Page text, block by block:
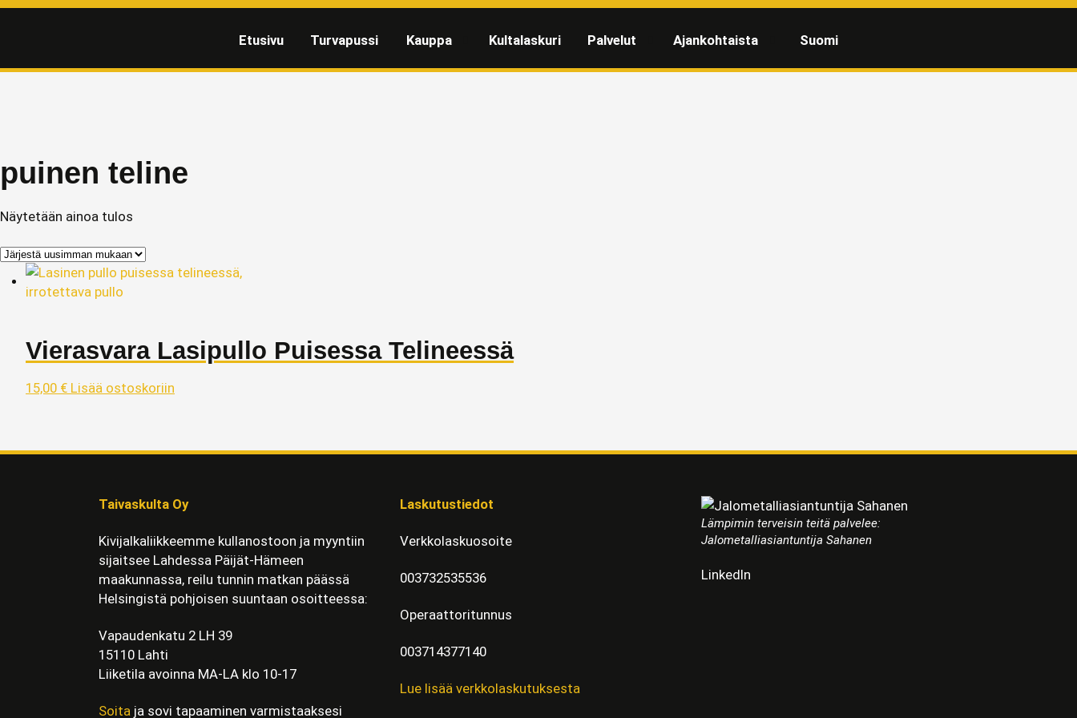
Etusivu Turvapussi Kauppa Kultalaskuri Palvelut Ajankohtaista Suomi
puinen teline
Näytetään ainoa tulos
Vierasvara Lasipullo Puisessa Telineessä
15,00 € Lisää ostoskoriin
Taivaskulta Oy
Kivijalkaliikkeemme kullanostoon ja myyntiin
sijaitsee Lahdessa Päijät-Hämeen
maakunnassa, reilu tunnin matkan päässä
Helsingistä pohjoisen suuntaan osoitteessa:
Vapaudenkatu 2 LH 39
15110 Lahti
Liiketila avoinna MA-LA klo 10-17
Soita ja sovi tapaaminen varmistaaksesi
Laskutustiedot
Verkkolaskuosoite
003732535536
Operaattoritunnus
003714377140
Lue lisää verkkolaskutuksesta
Lämpimin terveisin teitä palvelee:
Jalometalliasiantuntija Sahanen
LinkedIn